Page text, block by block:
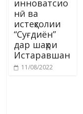
инноватсио
нӣ ва
истеҳсолии
“Суғдиён”
дар шаҳри
Истаравшан
11/08/2022